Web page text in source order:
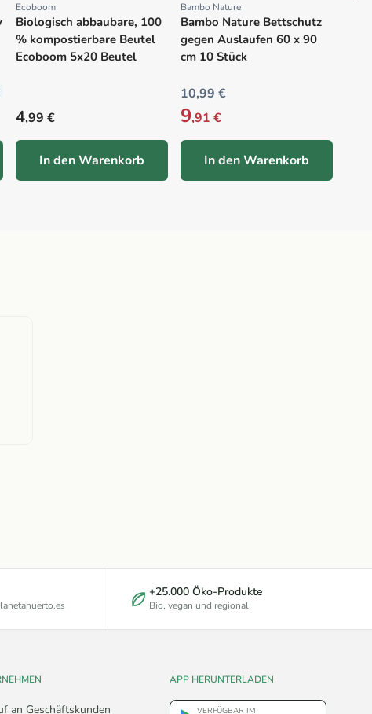
Proveedor:
Ecoboom
Biologisch abbaubare, 100
% kompostierbare Beutel
Ecoboom 5x20 Beutel
Precio habitual
4,99 €
In den Warenkorb
Proveedor:
Bambo Nature
Bambo Nature Bettschutz
gegen Auslaufen 60 x 90
cm 10 Stück
10,99 €
9,91 €
In den Warenkorb
+25.000 Öko-Produkte
Bio, vegan und regional
an Geschäftskunden
APP HERUNTERLADEN
VERFÜGBAR IM